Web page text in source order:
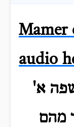
Mamer
audio
א'
מהם